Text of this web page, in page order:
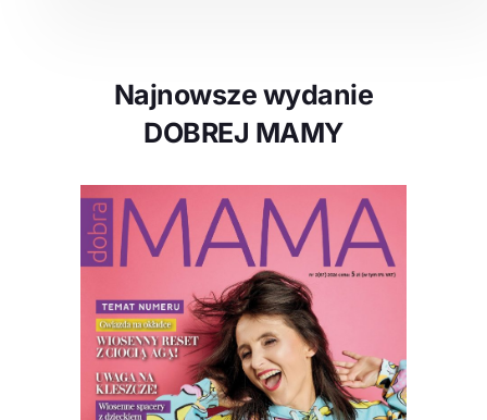
Najnowsze wydanie
DOBREJ MAMY